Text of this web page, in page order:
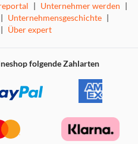
| Unternehmer werden |
| Unternehmensgeschichte |
| Über expert
folgende Zahlarten